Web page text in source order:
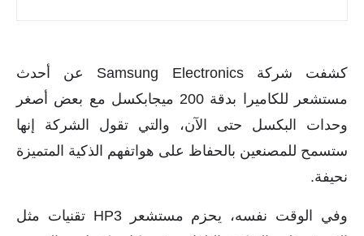
كشفت شركة Samsung Electronics عن أحدث
مستشعر للكاميرا بدقة 200 ميجابكسل مع بعض أصغر
وحدات البكسل حتى الآن، والتي تقول الشركة إنها
ستسمح للمصنعين بالحفاظ على هواتفهم الذكية المتميزة
نحيفة.
وفي الوقت نفسه، يحزم مستشعر HP3 تقنيات مثل